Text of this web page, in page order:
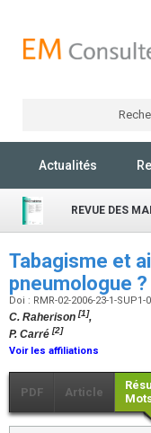
Actualités
REVUE DES
Tabagisme et
pneumologue ?
Doi : RMR-02-2006-23-1-SUP1-
C. Raherison [1],
P. Carré [2]
Voir les affiliations
PDF Article